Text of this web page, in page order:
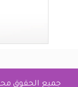
جميع الحقوق